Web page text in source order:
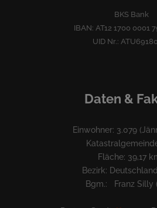
BKS Bank
IBAN: AT12 1700 0001
UID Nr.:
Daten &
Einwohner: 3.079
Fläche: 39,17
Bezirk:
Bgm.: Franz Silly